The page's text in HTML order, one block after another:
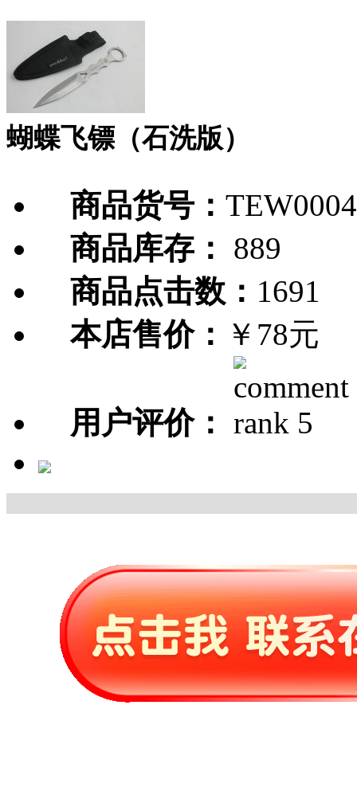
蝴蝶飞镖（石洗版）
商品货号：
商品库存：
889
商品点击数： 1691
本店售价： ￥78元
用户评价：